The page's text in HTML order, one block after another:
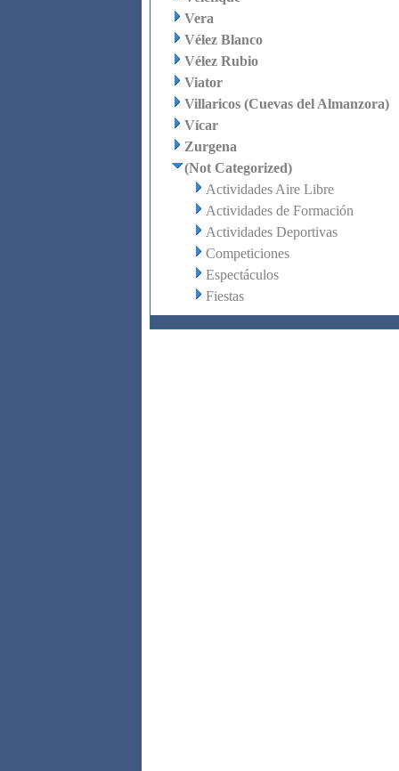
Vera
Vélez Blanco
Vélez Rubio
Viator
Villaricos (Cuevas del Almanzora)
Vícar
Zurgena
(Not Categorized)
Actividades Aire Libre
Actividades de Formación
Actividades Deportivas
Competiciones
Espectáculos
Fiestas